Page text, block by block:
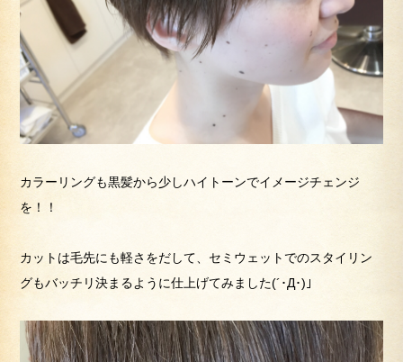
カラーリングも黒髪から少しハイトーンでイメージチェンジ
を！！
カットは毛先にも軽さをだして、セミウェットでのスタイリン
グもバッチリ決まるように仕上げてみました(´･Д･)」